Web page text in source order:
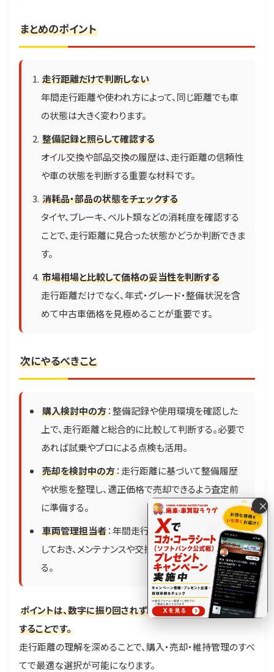
まとめのポイント
走行距離だけで判断しない
年間走行距離や使われ方によって、同じ距離でも車
の状態は大きく変わります。
整備記録と照らして確認する
オイル交換や部品交換の履歴は、走行距離の信頼性
や車の状態を判断する重要な材料です。
消耗品・部品の状態をチェックする
タイヤ、ブレーキ、ベルト類などの消耗度を確認する
ことで、走行距離に見合った状態かどうか判断できま
す。
市場相場と比較して価格の妥当性を判断する
走行距離だけでなく、年式・グレード・整備状況を含
めて中古車価格を見極めることが重要です。
次にやるべきこと
購入検討中の方：整備記録や使用環境を確認した
上で、走行距離と総合的に比較して判断する。必要で
あれば試乗やプロによる点検も活用。
売却を検討中の方：走行距離に基づいて整備履歴
や状態を整理し、適正価格で売却できるよう査定前
に準備する。
車両管理担当者：年間走行距離や使用状況を記録
しておき、メンテナンスや交換時期を計画的に管理す
る。
ポイントは、数字に振り回されず、車の状態全体を見て判断
することです。
走行距離の理解を深めることで、購入・売却・維持管理のすべ
てで最適な選択が可能になります。
×
電話で査定する
0120-8148-52